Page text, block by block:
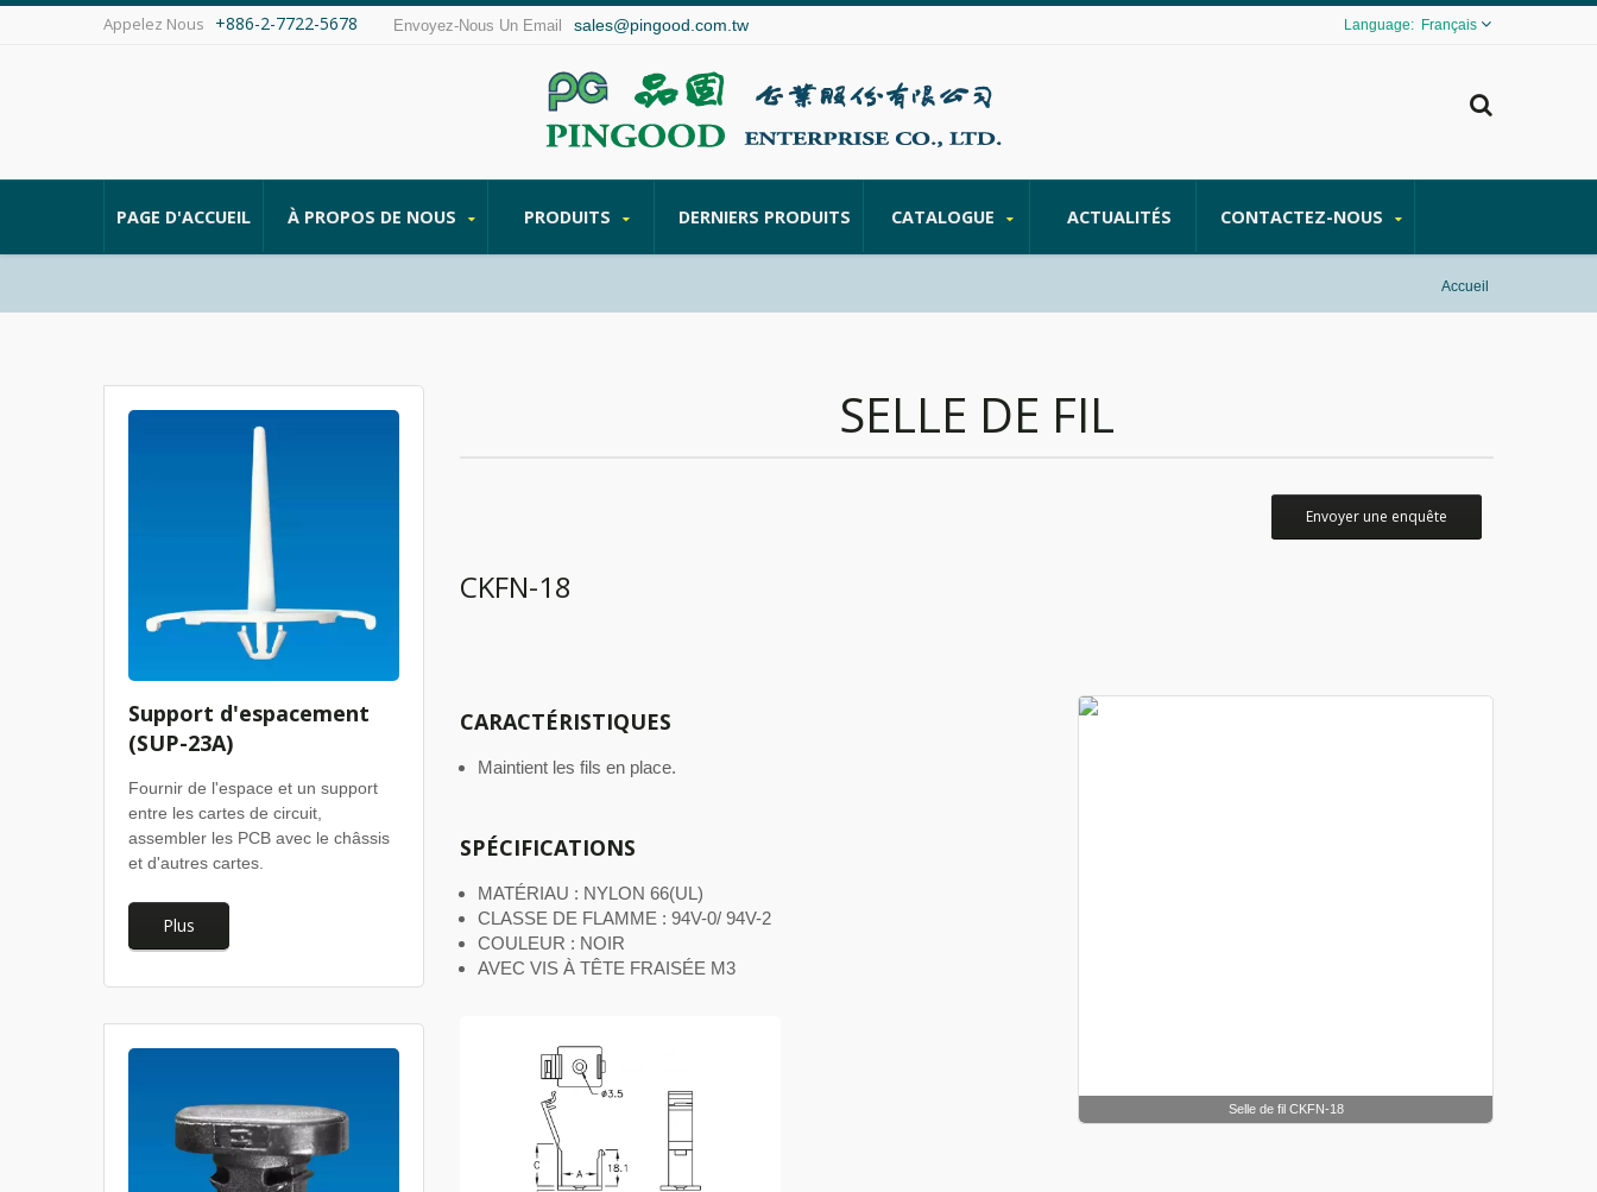
Appelez Nous +886-2-7722-5678 Envoyez-Nous Un Email sales@pingood.com.tw Français
PAGE D'ACCUEIL À PROPOS DE NOUS PRODUITS DERNIERS PRODUITS CATALOGUE ACTUALITÉS CONTACTEZ-NOUS
Accueil
Support d'espacement
(SUP-23A)
Fournir de l'espace et un support
entre les cartes de circuit,
assembler les PCB avec le châssis
et d'autres cartes.
Plus
SELLE DE FIL
Envoyer une enquête
CKFN-18
Selle de fil CKFN-18
CARACTÉRISTIQUES
Maintient les fils en place.
SPÉCIFICATIONS
MATÉRIAU : NYLON 66(UL)
CLASSE DE FLAMME : 94V-0/ 94V-2
COULEUR : NOIR
AVEC VIS À TÊTE FRAISÉE M3